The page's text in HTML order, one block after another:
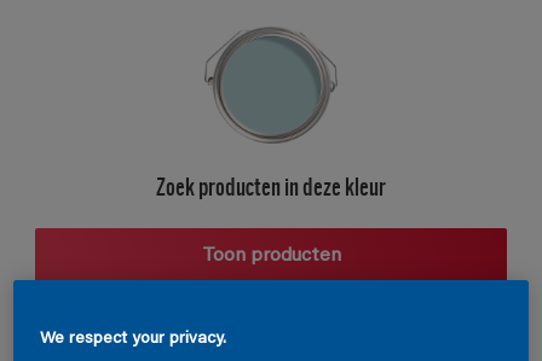
Zoek producten in deze kleur
Toon producten
We respect your privacy.